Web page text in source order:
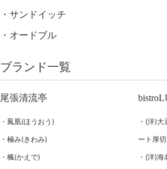
サンドイッチ
オードブル
ブランド一覧
尾張清流亭
鳳凰(ほうおう)
極み(きわみ)
楓(かえで)
(洋)大
ート厚
(洋)海